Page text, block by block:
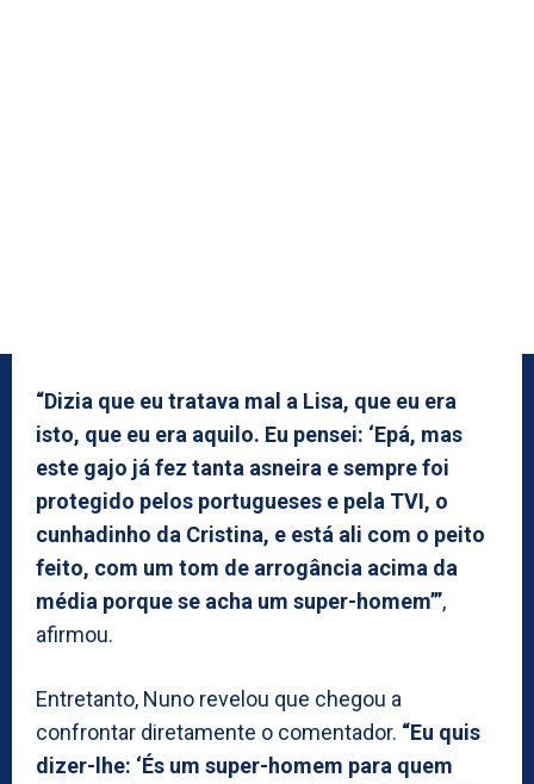
“Dizia que eu tratava mal a Lisa, que eu era
isto, que eu era aquilo. Eu pensei: ‘Epá, mas
este gajo já fez tanta asneira e sempre foi
protegido pelos portugueses e pela TVI, o
cunhadinho da Cristina, e está ali com o peito
feito, com um tom de arrogância acima da
média porque se acha um super-homem’”,
afirmou.
Entretanto, Nuno revelou que chegou a
confrontar diretamente o comentador. “Eu quis
dizer-lhe: ‘És um super-homem para quem